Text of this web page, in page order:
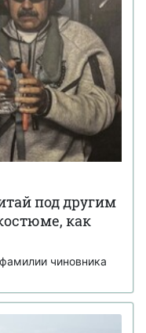
под другим
как
чиновника